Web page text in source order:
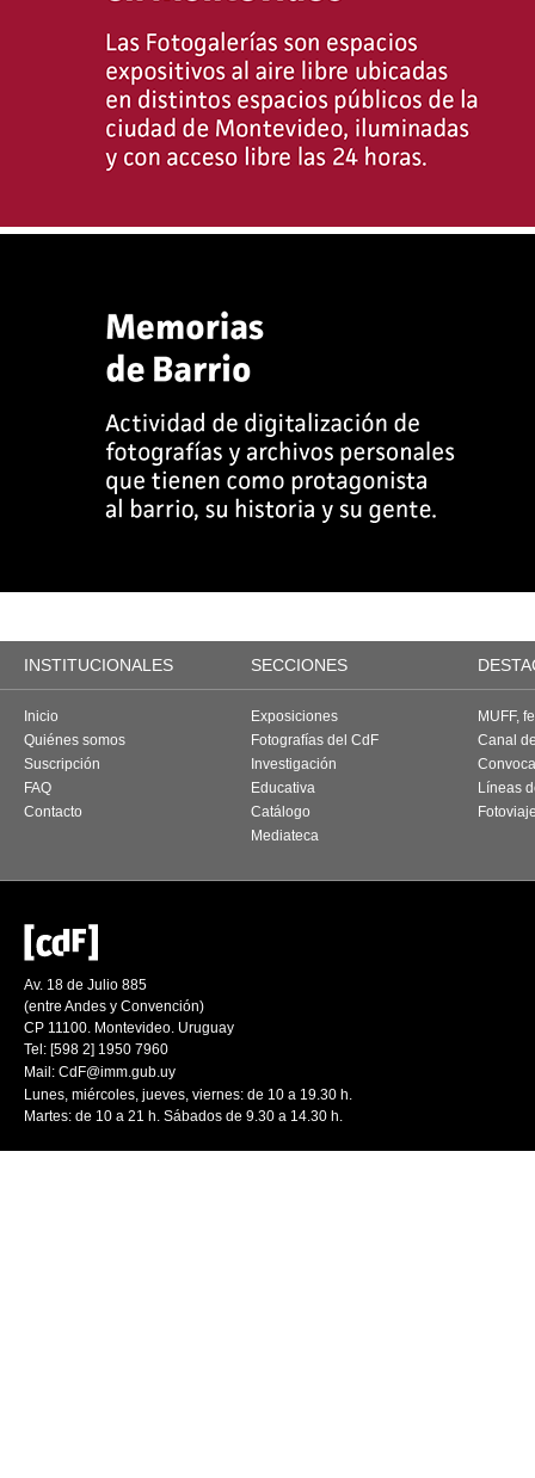
INSTITUCIONALES SECCIONES
Inicio
Quiénes somos
Suscripción
FAQ
Contacto
Exposiciones
Fotografías del CdF
Investigación
Educativa
Catálogo
Mediateca
MUFF,
Canal
Líneas
Av. 18 de Julio 885
(entre Andes y Convención)
CP 11100. Montevideo. Uruguay
Tel: [598 2] 1950 7960
Mail: CdF@imm.gub.uy
Lunes, miércoles, jueves, viernes: de 10 a 19.30 h.
Martes: de 10 a 21 h. Sábados de 9.30 a 14.30 h.